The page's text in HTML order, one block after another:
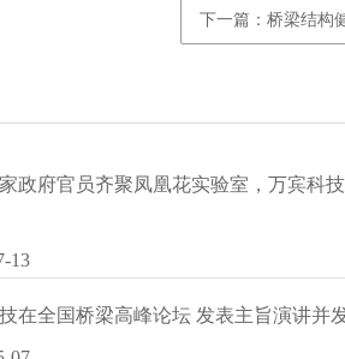
下一篇：桥梁结构
政府官员齐聚凤凰花实验室，万宾科
13
在全国桥梁高峰论坛 发表主旨演讲并